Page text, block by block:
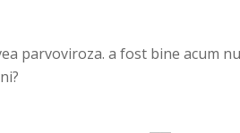
parvoviroza. a fost bine acum